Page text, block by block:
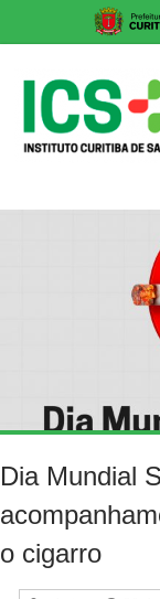
content
ICS
Dia Mundial
o cigarro